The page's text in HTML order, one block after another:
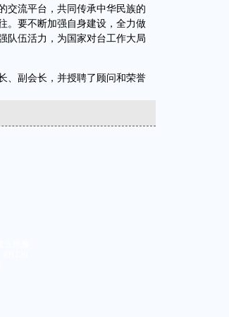
交流平台，共同传承中华民族的
。要不断加强自身建设，全力做
队伍活力，为国家对台工作大局
副会长，并授聘了顾问和荣誉